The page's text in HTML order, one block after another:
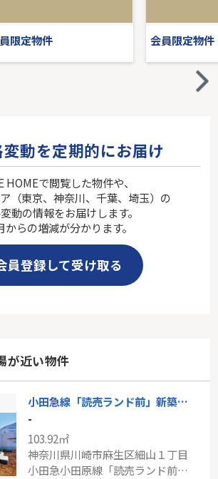
限定物件 会員限定物件
動を定期的にお届け
HOMEで閲覧した物件や、
（東京、神奈川、千葉、埼玉）の
動の情報をお届けします。
からの増減が分かります。
員登録して受け取る
が近い物件
小田急線「読売ランド前」新築分譲
-
103.92㎡
神奈川県川崎市麻生区細山１丁目
小田急小田原線「読売ランド前」駅 徒歩11分